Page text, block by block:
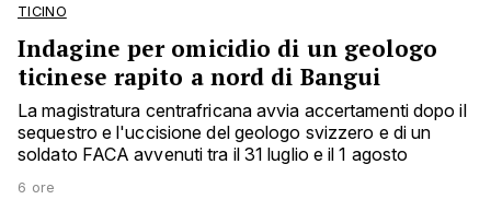
TICINO
Indagine per omicidio di un geologo
ticinese rapito a nord di Bangui
La magistratura centrafricana avvia accertamenti dopo il
sequestro e l'uccisione del geologo svizzero e di un
soldato FACA avvenuti tra il 31 luglio e il 1 agosto
6 ore